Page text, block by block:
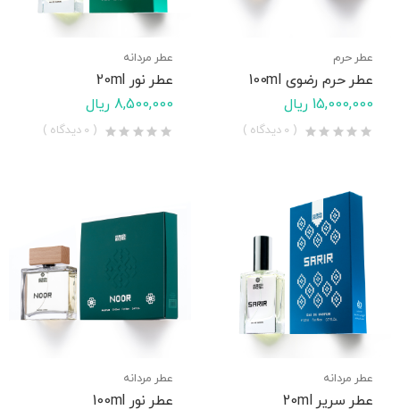
عطر حرم
عطر حرم رضوی 100ml
15,000,000 ریال
( 0 دیدگاه )
عطر مردانه
عطر نور 20ml
8,500,000 ریال
( 0 دیدگاه )
عطر مردانه
عطر سریر 20ml
عطر مردانه
عطر نور 100ml